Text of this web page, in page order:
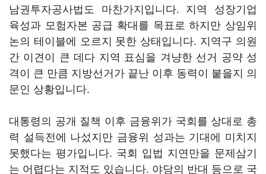
남권투자공사법도 마찬가지입니다. 지역 성장기업
육성과 모험자본 공급 확대를 목표로 하지만 상임위
논의 테이블에 오르지 못한 상태입니다. 지역구 의원
간 이견이 큰 데다 지역 표심을 겨냥한 선거 공약 성
격이 큰 만큼 지방선거가 끝난 이후 동력이 붙을지 의
문인 상황입니다.
대통령의 공개 질책 이후 금융위가 국회를 상대로 총
력 설득전에 나섰지만 금융위 성과는 기대에 미치지
못했다는 평가입니다. 국회 입법 지연만을 문제삼기
는 어렵다는 지적도 있습니다. 야당의 반대 등으로 국